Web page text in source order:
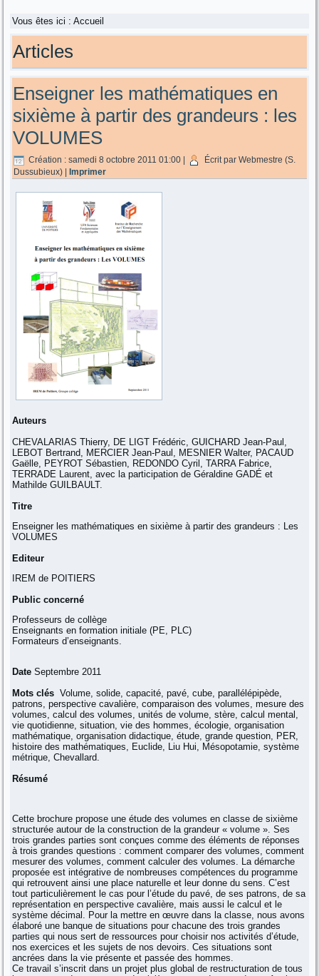
Vous êtes ici :Accueil
Articles
Enseigner les mathématiques en
sixième à partir des grandeurs : les
VOLUMES
Création : samedi 8 octobre 2011 01:00 |
Écrit par Webmestre (S.
Dussubieux) |Imprimer
Auteurs
CHEVALARIAS Thierry, DE LIGT Frédéric, GUICHARD Jean-Paul,
LEBOT Bertrand, MERCIER Jean-Paul, MESNIER Walter, PACAUD
Gaëlle, PEYROT Sébastien, REDONDO Cyril, TARRA Fabrice,
TERRADE Laurent, avec la participation de Géraldine GADÉ et
Mathilde GUILBAULT.
Titre
Enseigner les mathématiques en sixième à partir des grandeurs : Les
VOLUMES
Editeur
IREM de POITIERS
Public concerné
Professeurs de collège
Enseignants en formation initiale (PE, PLC)
Formateurs d’enseignants.
DateSeptembre 2011
Mots clés Volume, solide, capacité, pavé, cube, parallélépipède,
patrons, perspective cavalière, comparaison des volumes, mesure des
volumes, calcul des volumes, unités de volume, stère, calcul mental,
vie quotidienne, situation, vie des hommes, écologie, organisation
mathématique, organisation didactique, étude, grande question, PER,
histoire des mathématiques, Euclide, Liu Hui, Mésopotamie, système
métrique, Chevallard.
Résumé
Cette brochure propose une étude des volumes en classe de sixième
structurée autour de la construction de la grandeur « volume ». Ses
trois grandes parties sont conçues comme des éléments de réponses
à trois grandes questions : comment comparer des volumes, comment
mesurer des volumes, comment calculer des volumes. La démarche
proposée est intégrative de nombreuses compétences du programme
qui retrouvent ainsi une place naturelle et leur donne du sens. C’est
tout particulièrement le cas pour l’étude du pavé, de ses patrons, de sa
représentation en perspective cavalière, mais aussi le calcul et le
système décimal. Pour la mettre en œuvre dans la classe, nous avons
élaboré une banque de situations pour chacune des trois grandes
parties qui nous sert de ressources pour choisir nos activités d’étude,
nos exercices et les sujets de nos devoirs. Ces situations sont
ancrées dans la vie présente et passée des hommes.
Ce travail s’inscrit dans un projet plus global de restructuration de tous